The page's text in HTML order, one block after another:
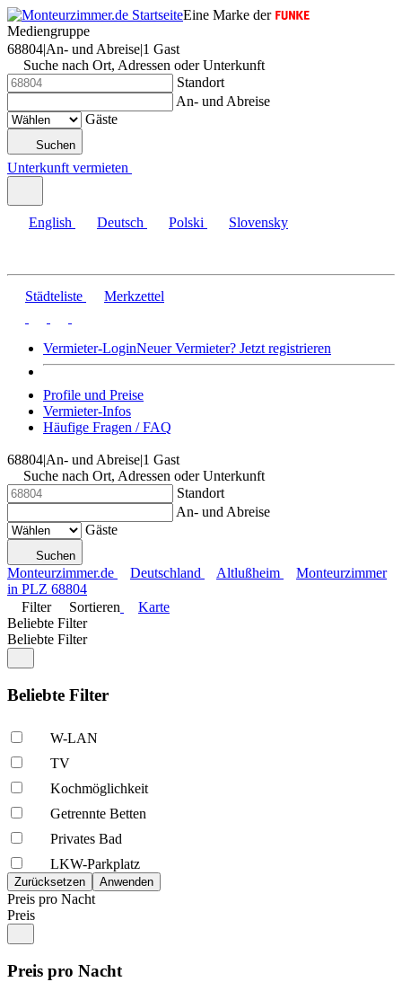
Eine Marke der
Mediengruppe
68804|An- und Abreise|1 Gast
Suche nach Ort, Adressen oder Unterkunft
Standort
An- und Abreise
Gäste
Suchen
Unterkunft vermieten
English Deutsch Polski Slovensky
Städteliste Merkzettel
Vermieter-LoginNeuer Vermieter? Jetzt registrieren
Profile und Preise
Vermieter-Infos
Häufige Fragen / FAQ
68804|An- und Abreise|1 Gast
Suche nach Ort, Adressen oder Unterkunft
Standort
An- und Abreise
Gäste
Suchen
Monteurzimmer.de Deutschland Altlußheim
Monteurzimmer
in PLZ 68804
Filter
Sortieren
Karte
Beliebte Filter
Beliebte Filter
Beliebte Filter
W-LAN
TV
Kochmöglich­keit
Getrennte Betten
Privates Bad
LKW-Parkplatz
Preis pro Nacht
Preis
Preis pro Nacht